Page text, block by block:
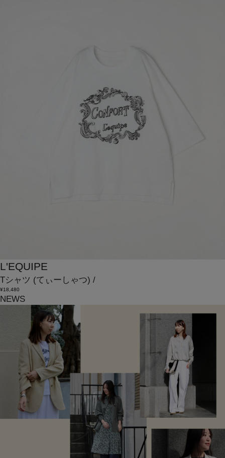
L'EQUIPE
Tシャツ (てぃーしゃつ) /
¥18,480
NEWS